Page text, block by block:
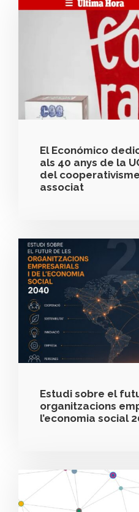
El Económico
als 40 anys de la
del
associat
Estudi sobre el
organitzacions
l’economia social